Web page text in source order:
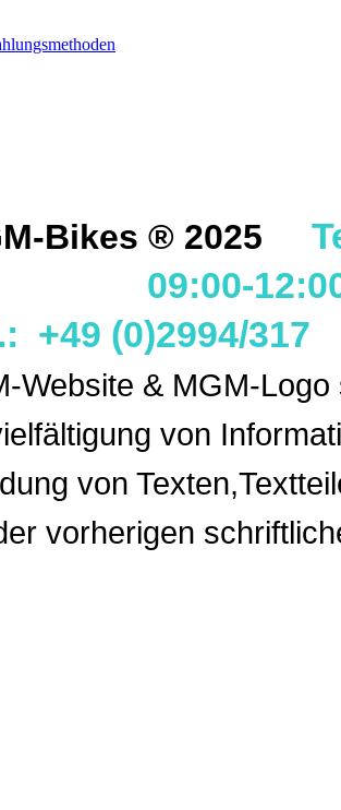
Bikes ® 2025
09:00-
+49 (0)2994/
Website & MGM-
von
von
vorherigen